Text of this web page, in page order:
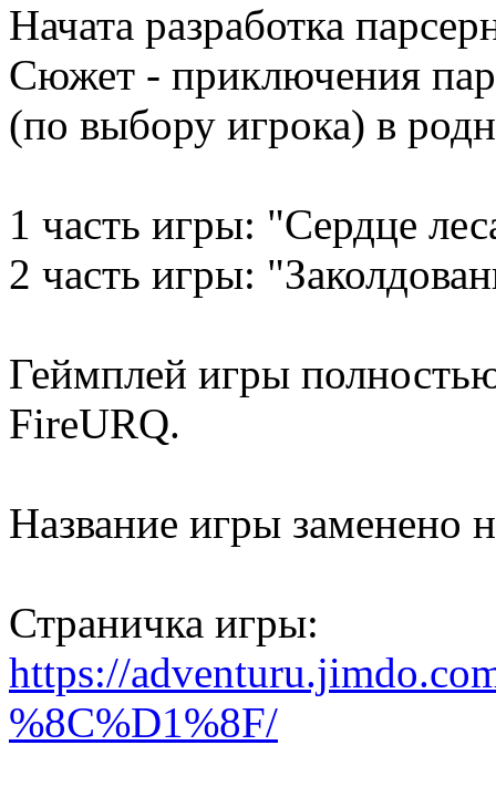
Начата разработка
Сюжет - приключения
(по выбору игрока) в
1 часть игры: "Сердце
2 часть игры:
Геймплей игры
FireURQ.
Название игры заменено
Страничка игры:
https://
%8C%D1%8F/